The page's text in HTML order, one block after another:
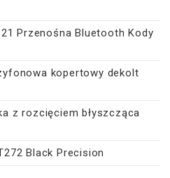
Przenośna Bluetooth Kody
kopertowy dekolt
z rozcięciem błyszcząca
Black Precision